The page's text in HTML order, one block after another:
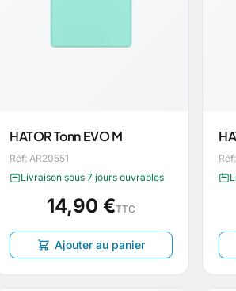
HATOR Tonn EVO M
Réf: AR20551
Livraison sous 7 jours ouvrables
14,90 €TTC
Ajouter au panier